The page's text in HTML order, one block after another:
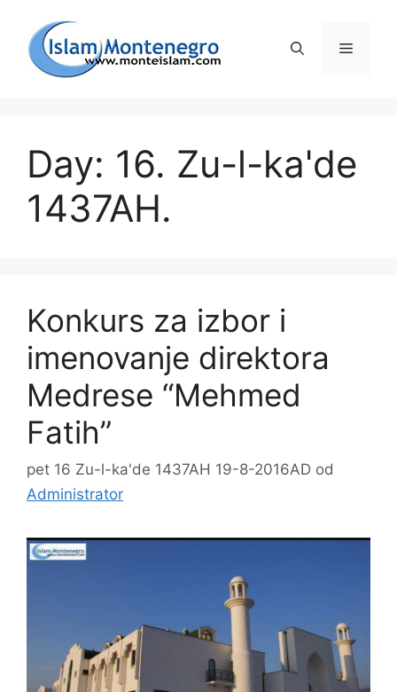
sadržaj
Day: 16. Zu-l-ka'de
1437AH.
Konkurs za izbor i
imenovanje direktora
Medrese “Mehmed
Fatih”
pet 16 Zu-l-ka'de 1437AH 19-8-2016AD od
Administrator